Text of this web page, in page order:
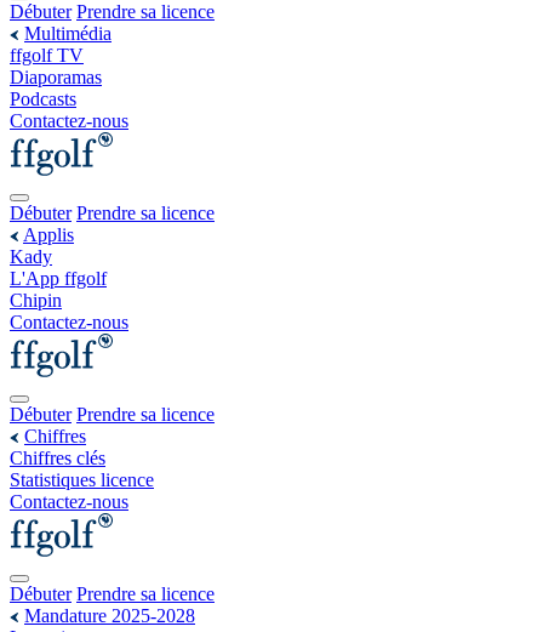
Débuter Prendre sa licence
Multimédia
ffgolf TV
Diaporamas
Podcasts
Contactez-nous
Débuter Prendre sa licence
Applis
Kady
L'App ffgolf
Chipin
Contactez-nous
Débuter Prendre sa licence
Chiffres
Chiffres clés
Statistiques licence
Contactez-nous
Débuter Prendre sa licence
Mandature 2025-2028